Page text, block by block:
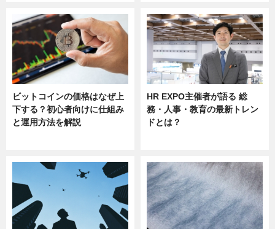
ビットコインの価格はなぜ上
下する？初心者向けに仕組み
と運用方法を解説
HR EXPO主催者が語る 総
務・人事・教育の最新トレン
ドとは？